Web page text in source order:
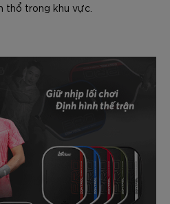
thổ trong khu vực.